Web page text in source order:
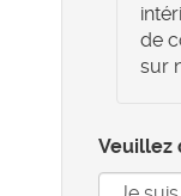
de
sur
Veuillez